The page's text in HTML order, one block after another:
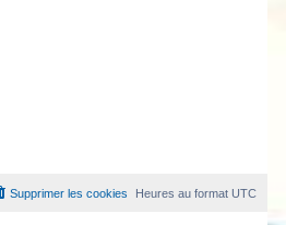
Heures au formatUTC
Supprimer les cookies